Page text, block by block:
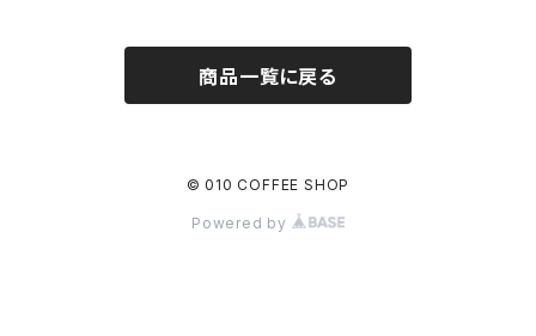
商品一覧に戻る
© 010 COFFEE SHOP
Powered by